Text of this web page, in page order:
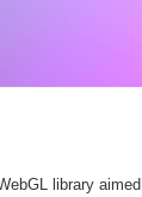
library